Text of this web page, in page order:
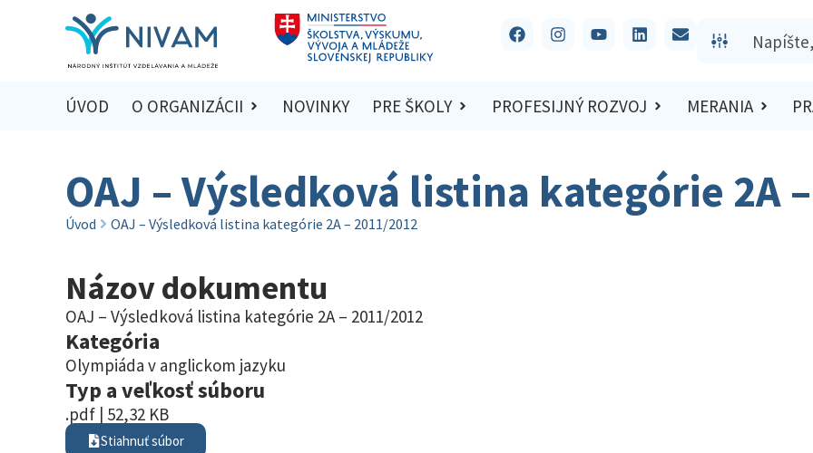
ÚVOD O ORGANIZÁCII NOVINKY PRE ŠKOLY PROFESIJNÝ ROZVOJ MERANIA
OAJ – Výsledková listina kategórie 2A
Úvod OAJ – Výsledková listina kategórie 2A – 2011/2012
Názov dokumentu
OAJ – Výsledková listina kategórie 2A – 2011/2012
Kategória
Olympiáda v anglickom jazyku
Typ a veľkosť súboru
.pdf | 52,32 KB
Stiahnuť súbor